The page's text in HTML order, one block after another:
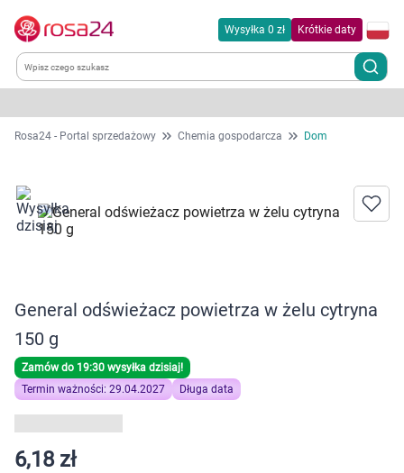
Wysyłka 0 zł Krótkie daty
Kategorie
Dla zwierząt
Zdrowie
Kobieta w ciąży i mama
Dziecko
Higiena
Rosa24 - Portal sprzedażowy Chemia gospodarcza Dom
General odświeżacz powietrza w żelu cytryna
150 g
Zamów do 19:30 wysyłka dzisiaj!
Termin ważności: 29.04.2027
Długa data
6,18 zł